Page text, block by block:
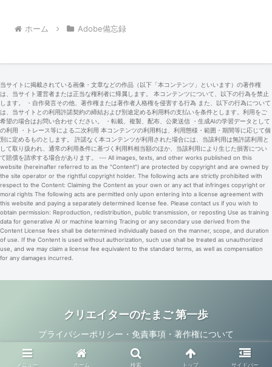
ホーム Adobe備忘録
当サイトに掲載されている画像・文章などの作品（以下「本コンテンツ」といいます）の著作権
は、当サイト運営者または正当な権利者に帰属します。 本コンテンツについて、以下の行為を禁止
します。 ・自作発言その他、著作権または著作者人格権を侵害する行為 また、以下の行為について
は、当サイトとの利用許諾契約の締結および別途定める利用料の支払いを条件とします。利用をご
希望の場合はお問い合わせください。 ・転載、複製、配布、公衆送信 ・生成AIの学習データとして
の利用 ・トレース等による二次利用 本コンテンツの利用料は、利用態様・範囲・期間等に応じて個
別に定めるものとします。 許諾なく本コンテンツが利用された場合には、当該利用は無許諾利用と
して取り扱われ、通常の利用条件に基づく利用料相当額のほか、当該利用により生じた損害につい
て賠償を請求する場合があります。 --- All images, texts, and other works published on this
website (hereinafter referred to as the "Content") are protected by copyright and are owned by
the site operator or the rightful copyright holder. The following acts are strictly prohibited with
respect to the Content: Claiming the Content as your own or any act that infringes copyright or
moral rights The following acts are permitted only upon entering into a license agreement with
this website and paying a separately determined license fee. Please contact us if you wish to
obtain permission: Reproduction, redistribution, public transmission, or reposting Use as training
data for generative AI or machine learning Tracing or any secondary use derived from the
Content License fees shall be determined individually based on the manner, scope, and duration
of use. If the Content is used without authorization, such use shall be treated as unauthorized
use, and we may claim a license fee equivalent to the standard terms, as well as compensation
for any damages incurred.
クリエイターのたまご 第一歩
プライバシーポリシー・免責事項・著作権について
© 2024 クリエイターのたまご 第一歩.
メニュー ホーム 検索 トップ サイドバー